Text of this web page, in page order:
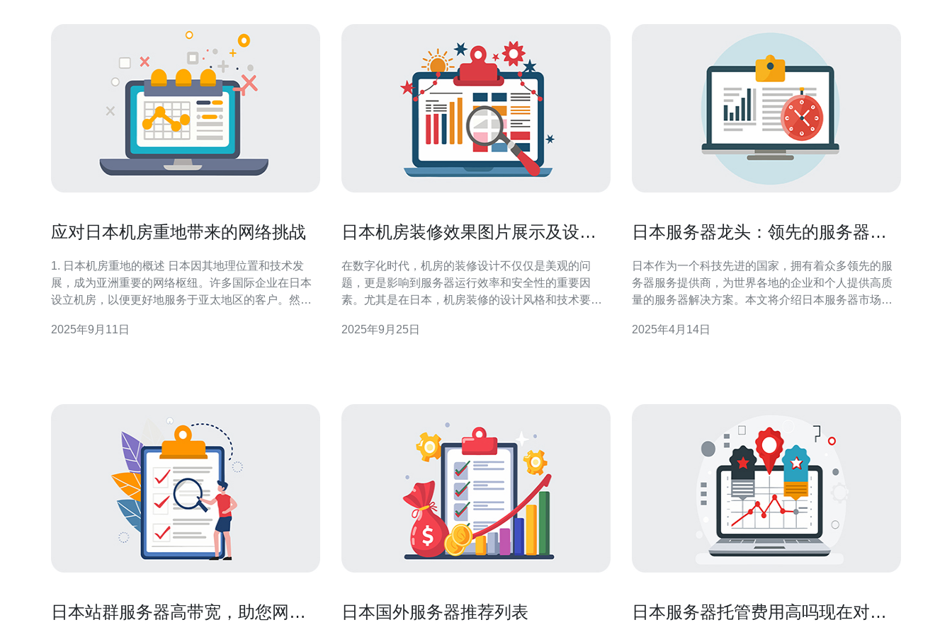
应对日本机房重地带来的网络挑战
1. 日本机房重地的概述 日本因其地理位置和技术发
展，成为亚洲重要的网络枢纽。许多国际企业在日本
设立机房，以便更好地服务于亚太地区的客户。然
络带宽的竞争非常激烈。根据最新的数据，东京的带
2025年9月11日
日本机房装修效果图片展示及设计
在数字化时代，机房的装修设计不仅仅是美观的问
题，更是影响到服务器运行效率和安全性的重要因
素。尤其是在日本，机房装修的设计风格和技术要求
果图片，并分享一些实用的设计灵感。 首先，我们来
2025年9月25日
日本服务器龙头：领先的服务器服
日本作为一个科技先进的国家，拥有着众多领先的服
务器服务提供商，为世界各地的企业和个人提供高质
量的服务器解决方案。本文将介绍日本服务器市场的
模庞大，增长迅猛。随着互联网的普及和企业数字化
2025年4月14日
日本站群服务器高带宽，助您网站
日本国外服务器推荐列表
日本服务器托管费用高吗现在对于